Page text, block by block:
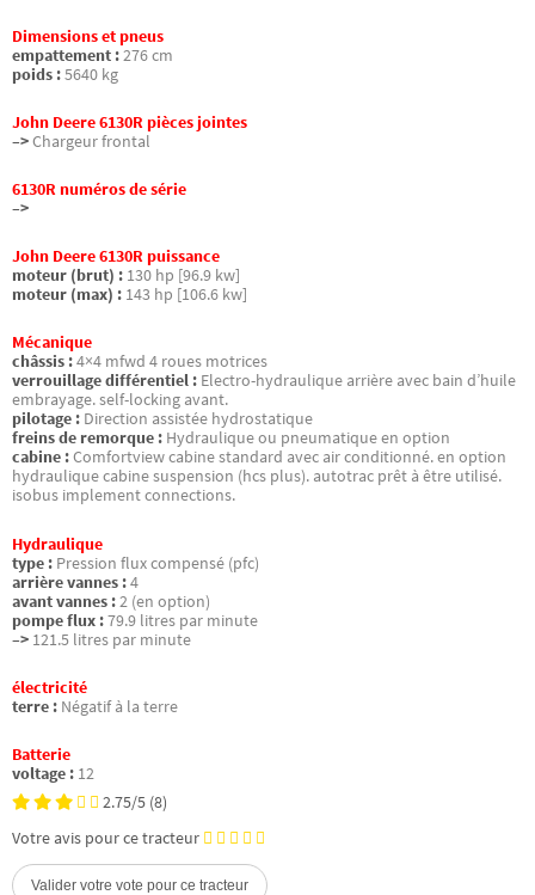
Dimensions et pneus
empattement :276 cm
poids :5640 kg
John Deere 6130R pièces jointes
–>Chargeur frontal
6130R numéros de série
–>
John Deere 6130R puissance
moteur (brut) : 130 hp [96.9 kw]
moteur (max) : 143 hp [106.6 kw]
Mécanique
châssis :4×4 mfwd 4 roues motrices
verrouillage différentiel : Electro-hydraulique arrière avec bain d’huile
embrayage. self-locking avant.
pilotage : Direction assistée hydrostatique
freins de remorque : Hydraulique ou pneumatique en option
cabine :Comfortview cabine standard avec air conditionné. en option
hydraulique cabine suspension (hcs plus). autotrac prêt à être utilisé.
isobus implement connections.
Hydraulique
type : Pression flux compensé (pfc)
arrière vannes :4
avant vannes :2 (en option)
pompe flux :79.9 litres par minute
–> 121.5 litres par minute
électricité
terre : Négatif à la terre
Batterie
voltage : 12
2.75/5 (8)
Votre avis pour ce tracteur